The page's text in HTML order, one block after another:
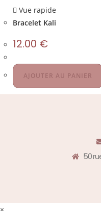
Vue rapide
Bracelet Kali
12.00 €
AJOUTER AU PANIER
50